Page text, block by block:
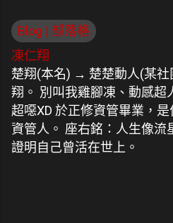
Blog | 部落格
凍仁翔
楚翔(本名) → 楚楚動人(某
翔。 別叫我雞腳凍、動感超
超噁XD 於正修資管畢業，
資管人。 座右銘：人生像流
證明自己曾活在世上。